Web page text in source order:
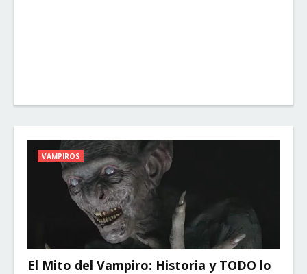
VAMPIROS
El Mito del Vampiro: Historia y TODO lo